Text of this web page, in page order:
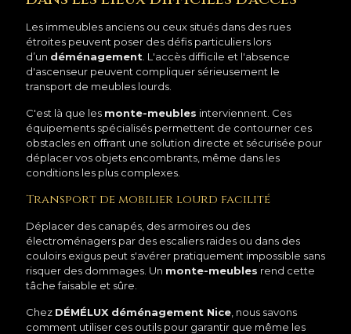
Les immeubles anciens ou ceux situés dans des rues
étroites peuvent poser des défis particuliers lors
d’un déménagement . L'accès difficile et l'absence
d'ascenseur peuvent compliquer sérieusement le
transport de meubles lourds.
C'est là que les monte-meubles interviennent. Ces
équipements spécialisés permettent de contourner ces
obstacles en offrant une solution directe et sécurisée pour
déplacer vos objets encombrants, même dans les
conditions les plus complexes.
Transport de mobilier lourd facilité
Déplacer des canapés, des armoires ou des
électroménagers par des escaliers raides ou dans des
couloirs exigus peut s'avérer pratiquement impossible sans
risquer des dommages. Un monte-meubles rend cette
tâche faisable et sûre.
Chez DÉMÉLUX déménagement Nice , nous savons
comment utiliser ces outils pour garantir que même les